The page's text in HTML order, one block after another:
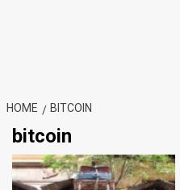
HOME BITCOIN
bitcoin